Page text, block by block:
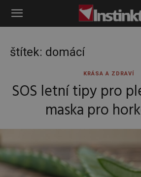
Instinkt
štítek: domácí
KRÁSA A ZDRAVÍ
SOS letní tipy pro
maska pro